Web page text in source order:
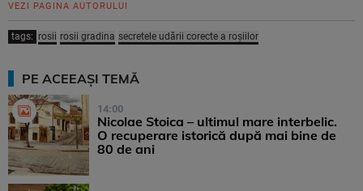
VEZI PAGINA AUTORULUI
tags: rosii rosii gradina secretele udării corecte a roșiilor
PE ACEEAȘI TEMĂ
14:00
Nicolae Stoica – ultimul mare interbelic.
O recuperare istorică după mai bine de
80 de ani